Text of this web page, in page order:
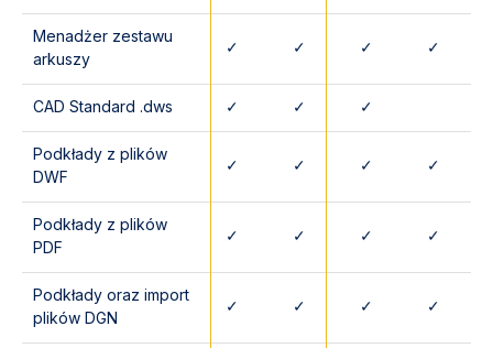
Menadżer zestawu
arkuszy
✓ ✓ ✓ ✓
CAD Standard .dws ✓ ✓ ✓
Podkłady z plików
DWF
✓ ✓ ✓ ✓
Podkłady z plików
PDF
✓ ✓ ✓ ✓
Podkłady oraz import
plików DGN
✓ ✓ ✓ ✓